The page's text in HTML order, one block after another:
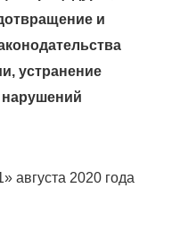
и
устранение
нарушений
августа 2020 года